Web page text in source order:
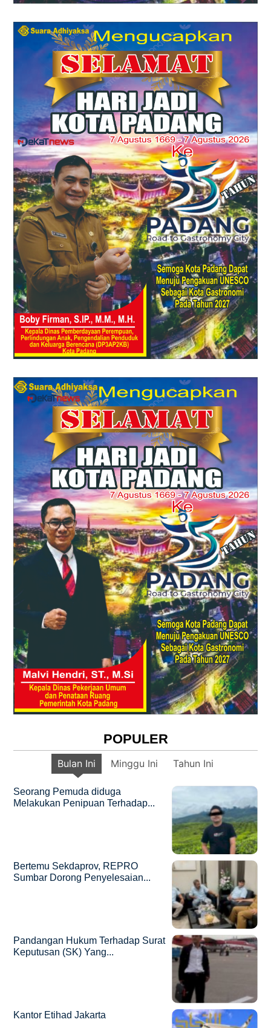
POPULER
Bulan Ini Minggu Ini Tahun Ini
Seorang Pemuda diduga
Melakukan Penipuan Terhadap...
Bertemu Sekdaprov, REPRO
Sumbar Dorong Penyelesaian...
Pandangan Hukum Terhadap Surat
Keputusan (SK) Yang...
Kantor Etihad Jakarta